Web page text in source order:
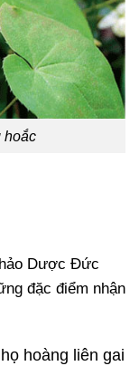
hoắc
Dược Đức
đặc điểm nhận
hoàng liên gai